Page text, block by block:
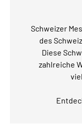
Schweizer
des
Diese
zahlreiche